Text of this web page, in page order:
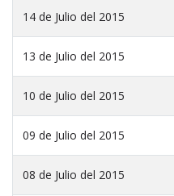
14 de Julio del 2015
13 de Julio del 2015
10 de Julio del 2015
09 de Julio del 2015
08 de Julio del 2015